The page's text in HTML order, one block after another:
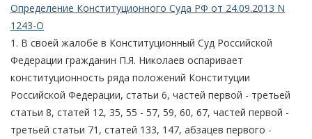
Определение Конституционного Суда РФ от 24.09.2013 N
1243-О
1. В своей жалобе в Конституционный Суд Российской
Федерации гражданин П.Я. Николаев оспаривает
конституционность ряда положений Конституции
Российской Федерации, статьи 6, частей первой - третьей
статьи 8, статей 12, 35, 55 - 57, 59, 60, 67, частей первой -
третьей статьи 71, статей 133, 147, абзацев первого -